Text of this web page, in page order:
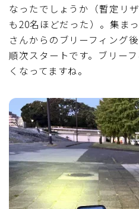
なったでしょうか（暫定リ
も20名ほどだった）。集ま
さんからのブリーフィング
順次スタートです。ブリー
くなってますね。